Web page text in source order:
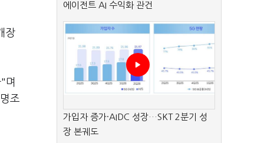
장
며
조
에이전트 AI 수익화 관건
가입자 증가·AIDC 성장…SKT 2분기 성
장 본궤도